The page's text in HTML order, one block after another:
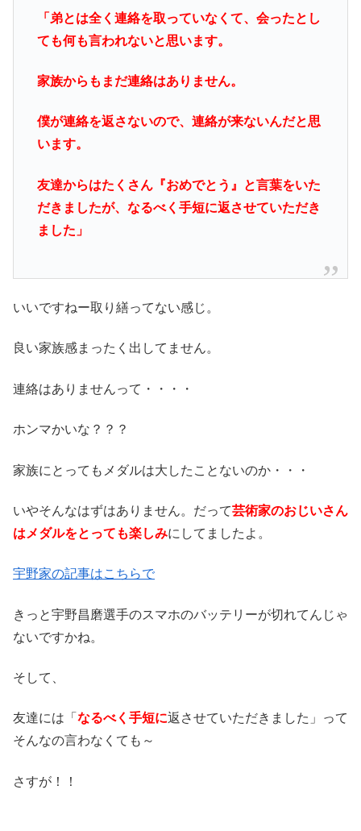
「弟とは全く連絡を取っていなくて、会ったとし
ても何も言われないと思います。
家族からもまだ連絡はありません。
僕が連絡を返さないので、連絡が来ないんだと思
います。
友達からはたくさん『おめでとう』と言葉をいた
だきましたが、なるべく手短に返させていただき
ました」
いいですねー取り繕ってない感じ。
良い家族感まったく出してません。
連絡はありませんって・・・・
ホンマかいな？？？
家族にとってもメダルは大したことないのか・・・
いやそんなはずはありません。だって芸術家のおじいさん
はメダルをとっても楽しみにしてましたよ。
宇野家の記事はこちらで
きっと宇野昌磨選手のスマホのバッテリーが切れてんじゃ
ないですかね。
そして、
友達には「 なるべく手短に返させていただきました」って
そんなの言わなくても～
さすが！！